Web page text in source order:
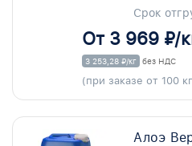
Срок
От 3 969 ₽/
3 253,28 ₽/кг без НДС
(при заказе от 100
Алоэ